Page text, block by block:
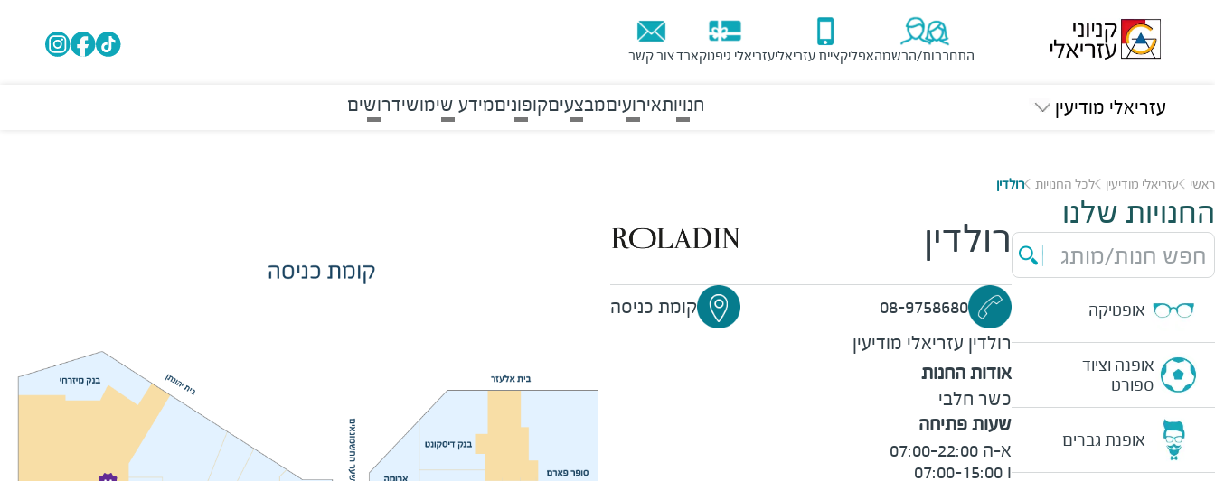
התחברות/הרשמהאפליקציית עזריאליעזריאלי גיפטקארדצור קשר
עזריאלי מודיעין חנויותאירועיםמבצעיםקופוניםמידע שימושידרושים
ראשי עזריאלי מודיעין לכל החנויות רולדין
החנויות שלנו
חפש חנות/מותג
אופטיקה
אופנה וציוד
ספורט
אופנת גברים
רולדין
08-9758680
קומת כניסה
רולדין עזריאלי מודיעין
אודות החנות
כשר חלבי
שעות פתיחה